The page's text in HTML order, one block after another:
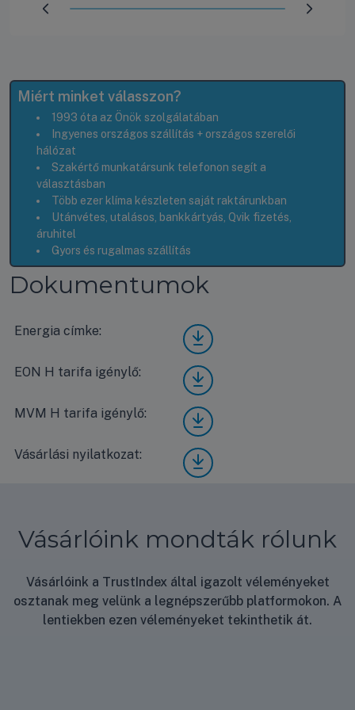
Miért minket válasszon?
1993 óta az Önök szolgálatában
Ingyenes országos szállítás + országos szerelői
hálózat
Szakértő munkatársunk telefonon segít a
választásban
Több ezer klíma készleten saját raktárunkban
Utánvétes, utalásos, bankkártyás, Qvik fizetés,
áruhitel
Gyors és rugalmas szállítás
Dokumentumok
Energia címke:
Mide
a
Xtre
me
Save
Blac
k
MG2
X-
09-
gia
címk
EON H tarifa igénylő:
Mide
a
Xtre
me
Save
Blac
k
MG2
SP
H
tarif
a
igén
MVM H tarifa igénylő:
Mide
a
Xtre
me
Save
X-
SP
MV
M H
Vásárlási nyilatkozat:
Vásá
rlási
Vásárlóink mondták rólunk
Vásárlóink a TrustIndex által igazolt véleményeket
osztanak meg velünk a legnépszerűbb platformokon. A
lentiekben ezen véleményeket tekinthetik át.